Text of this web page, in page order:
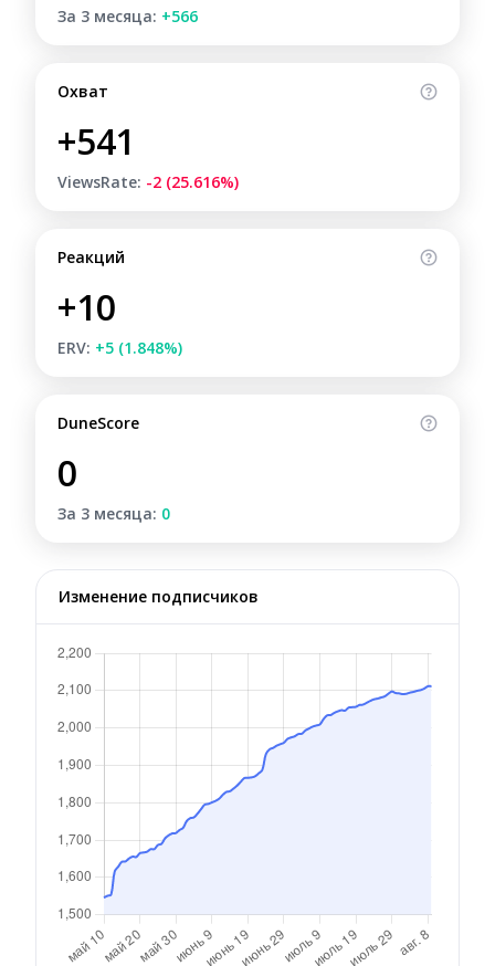
За 3 месяца: +566
Охват
+541
ViewsRate: -2 (25.616%)
Реакций
+10
ERV: +5 (1.848%)
DuneScore
0
За 3 месяца: 0
Изменение подписчиков